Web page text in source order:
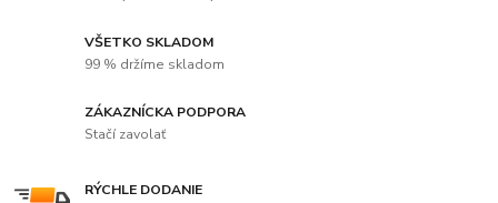
VŠETKO SKLADOM
99 % držíme skladom
ZÁKAZNÍCKA PODPORA
Stačí zavolať
RÝCHLE DODANIE